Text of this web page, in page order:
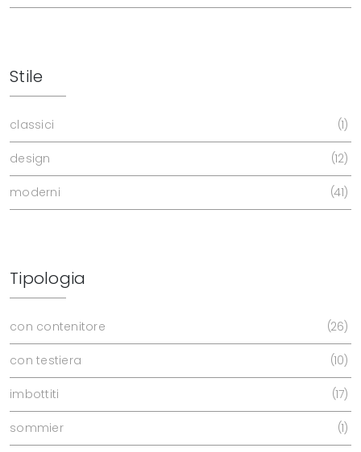
Stile
classici 1
design 12
moderni 41
Tipologia
con contenitore 26
con testiera 10
imbottiti 17
sommier 1